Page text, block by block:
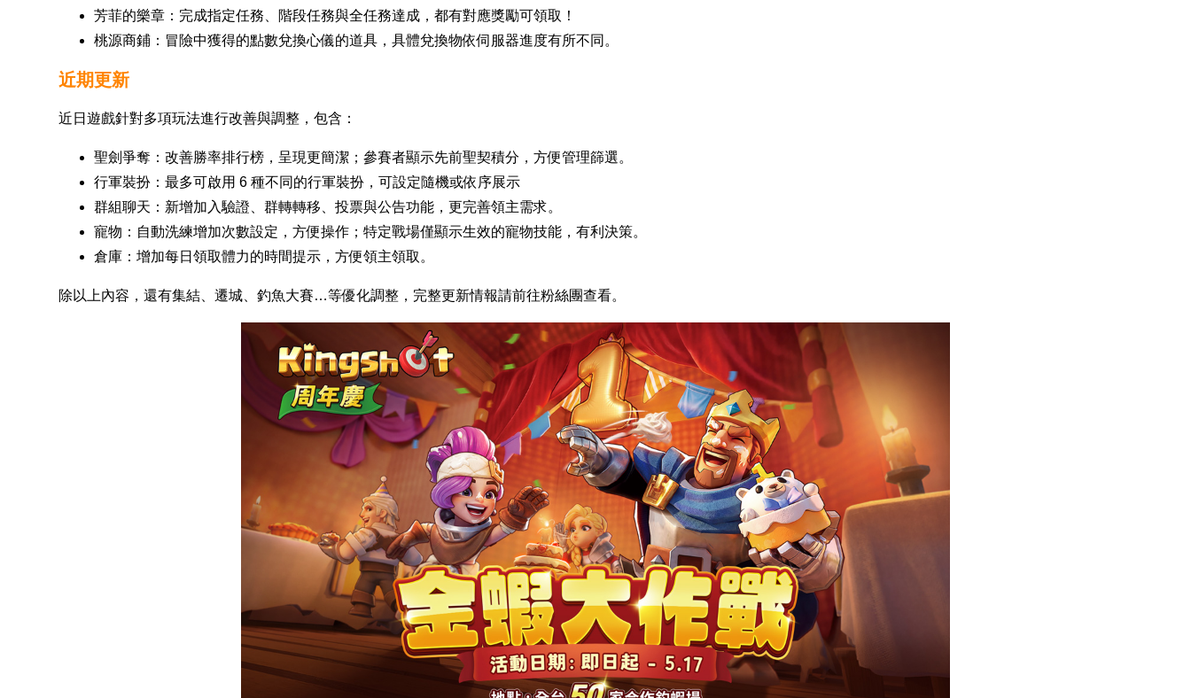
芳菲的樂章：完成指定任務、階段任務與全任務達成，都有對應獎勵可領取！
桃源商鋪：冒險中獲得的點數兌換心儀的道具，具體兌換物依伺服器進度有所不同。
近期更新
近日遊戲針對多項玩法進行改善與調整，包含：
聖劍爭奪：改善勝率排行榜，呈現更簡潔；參賽者顯示先前聖契積分，方便管理篩選。
行軍裝扮：最多可啟用 6 種不同的行軍裝扮，可設定隨機或依序展示
群組聊天：新增加入驗證、群轉轉移、投票與公告功能，更完善領主需求。
寵物：自動洗練增加次數設定，方便操作；特定戰場僅顯示生效的寵物技能，有利決策。
倉庫：增加每日領取體力的時間提示，方便領主領取。
除以上內容，還有集結、遷城、釣魚大賽…等優化調整，完整更新情報請前往粉絲團查看。